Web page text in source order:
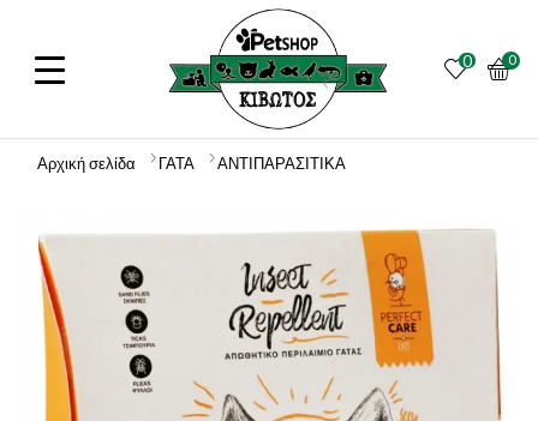
0 0
Αρχική σελίδα ΓΑΤΑ ΑΝΤΙΠΑΡΑΣΙΤΙΚΑ